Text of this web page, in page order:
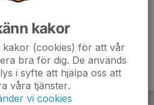
kakor
kakor (cookies) för att vår
bra för dig. De används
i syfte att hjälpa oss att
våra tjänster.
vi cookies